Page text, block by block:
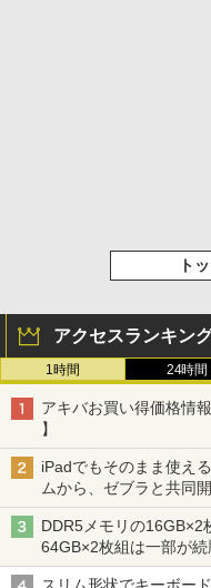
ト
アクセスランキン
1時間 24時間
アキバお買い得価格情
】
iPadでもそのまま使え
ムから、ゼブラと共同
DDR5メモリの16GB×2
64GB×2枚組は一部が